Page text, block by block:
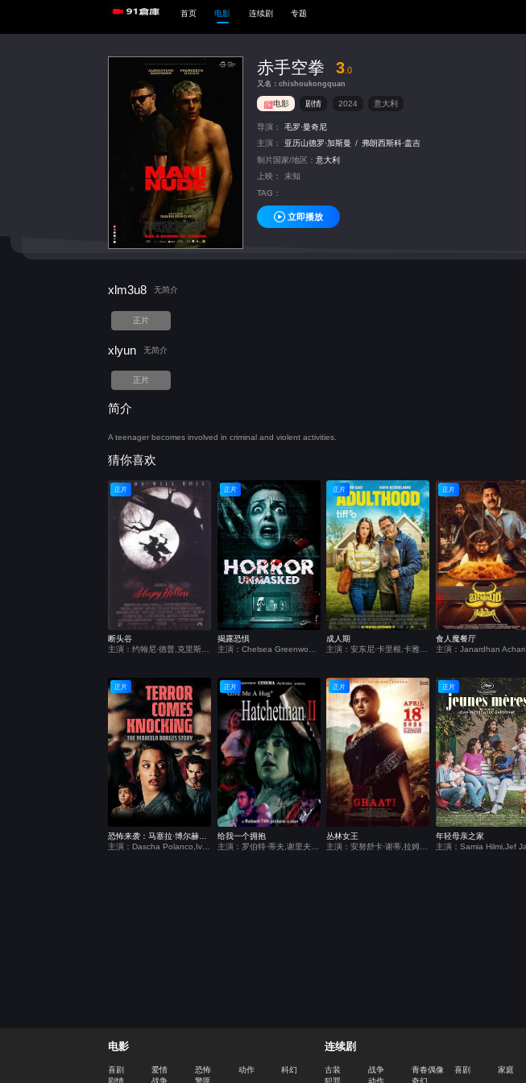
首页 电影 连续剧 专题
赤手空拳 3 .0
又名：chishoukongquan
电影 剧情 2024 意大利
导演：
毛罗·曼奇尼
主演：
亚历山德罗·加斯曼 / 弗朗西斯科·盖吉
制片国家/地区：意大利
上映：
未知
TAG：
立即播放
xlm3u8 无简介
正片
xlyun 无简介
正片
简介
A teenager becomes involved in criminal and violent activities.
猜你喜欢
正片
断头谷
正片
揭露恐惧
正片
成人期
正片
食人魔餐厅
主演：Janardhan Achari
正片 正片
给我一个拥抱
正片
丛林女王
正片
年轻母亲之家
电影
喜剧 爱情 恐怖 动作
科幻
剧情
战争 警匪
连续剧
古装 战争 青春偶像 喜剧
家庭
犯罪
动作 奇幻